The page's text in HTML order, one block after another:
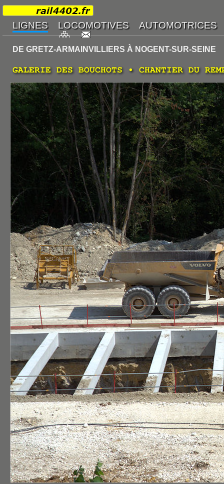
DE GRETZ-ARMAINVILLIERS À NOGENT-SUR-SEINE
GALERIE DES BOUCHOTS • CHANTIER DU